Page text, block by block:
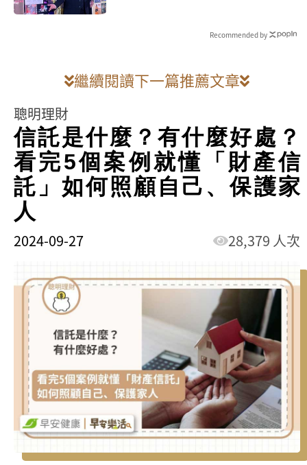
Recommended by
繼續閱讀下一篇推薦文章
聰明理財
信託是什麼？有什麼好處？
看完5個案例就懂「財產信
託」如何照顧自己、保護家
人
2024-09-27 28,379 人次